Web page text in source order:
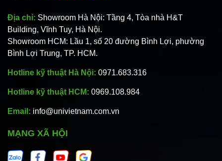
Địa chỉ: Showroom Hà Nội: Tầng 4, Tòa nhà H&T
Building, Vĩnh Tuy, Hà Nội.
Showroom HCM: Lầu 1, số 20 đường Bình Lợi, phường
Bình Lợi Trung, TP. HCM.
Hotline kỹ thuật Hà Nội: 0971.683.316
Hotline kỹ thuật HCM: 0969.108.984
Email: info@univietnam.com.vn
MẠNG XÃ HỘI